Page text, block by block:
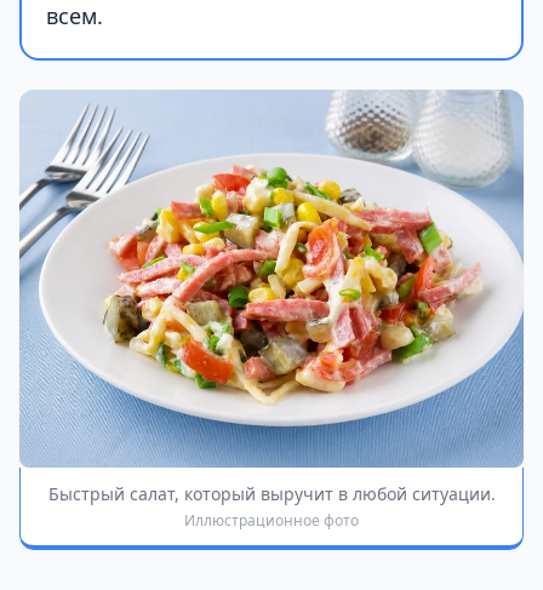
всем.
Быстрый салат, который выручит в любой ситуации.
Иллюстрационное фото